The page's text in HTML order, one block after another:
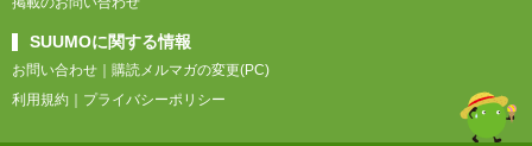
SUUMOに関する情報
お問い合わせ
購読メルマガの変更(PC)
利用規約
プライバシーポリシー